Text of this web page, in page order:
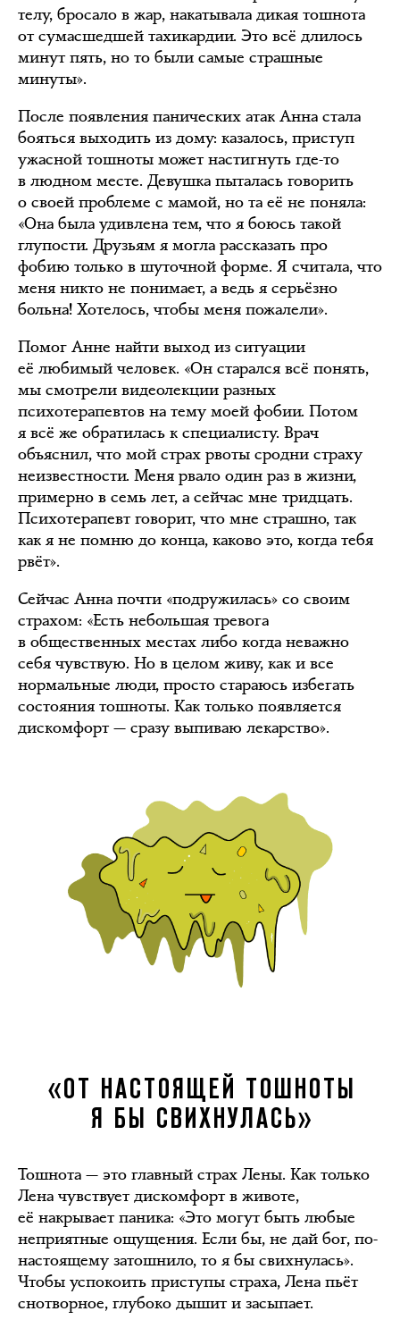
телу, бросало в жар, накатывала дикая тошнота
от сумасшедшей тахикардии. Это всё длилось
минут пять, но то были самые страшные
минуты».
После появления панических атак Анна стала
бояться выходить из дому: казалось, приступ
ужасной тошноты может настигнуть где-то
в людном месте. Девушка пыталась говорить
о своей проблеме с мамой, но та её не поняла:
«Она была удивлена тем, что я боюсь такой
глупости. Друзьям я могла рассказать про
фобию только в шуточной форме. Я считала, что
меня никто не понимает, а ведь я серьёзно
больна! Хотелось, чтобы меня пожалели».
Помог Анне найти выход из ситуации
её любимый человек. «Он старался всё понять,
мы смотрели видеолекции разных
психотерапевтов на тему моей фобии. Потом
я всё же обратилась к специалисту. Врач
объяснил, что мой страх рвоты сродни страху
неизвестности. Меня рвало один раз в жизни,
примерно в семь лет, а сейчас мне тридцать.
Психотерапевт говорит, что мне страшно, так
как я не помню до конца, каково это, когда тебя
рвёт».
Сейчас Анна почти «подружилась» со своим
страхом: «Есть небольшая тревога
в общественных местах либо когда неважно
себя чувствую. Но в целом живу, как и все
нормальные люди, просто стараюсь избегать
состояния тошноты. Как только появляется
дискомфорт — сразу выпиваю лекарство».
«ОТ НАСТОЯЩЕЙ ТОШНОТЫ
Я БЫ СВИХНУЛАСЬ»
Тошнота — это главный страх Лены. Как только
Лена чувствует дискомфорт в животе,
её накрывает паника: «Это могут быть любые
неприятные ощущения. Если бы, не дай бог, по-
настоящему затошнило, то я бы свихнулась».
Чтобы успокоить приступы страха, Лена пьёт
снотворное, глубоко дышит и засыпает.